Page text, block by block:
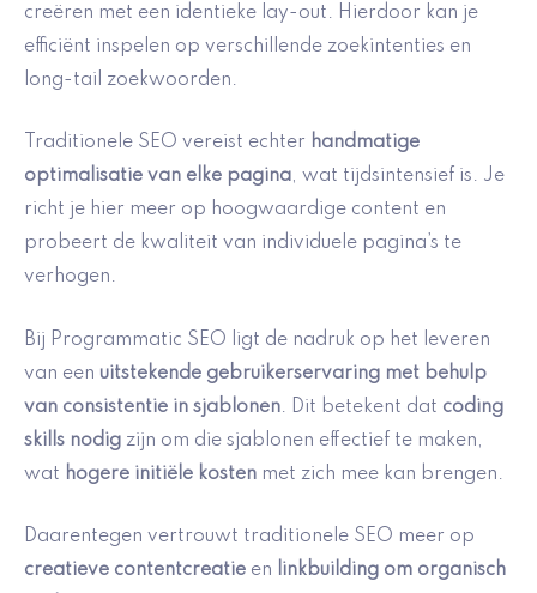
creëren met een identieke lay-out. Hierdoor kan je
efficiënt inspelen op verschillende zoekintenties en
long-tail zoekwoorden.
Traditionele SEO vereist echter handmatige
optimalisatie van elke pagina, wat tijdsintensief is. Je
richt je hier meer op hoogwaardige content en
probeert de kwaliteit van individuele pagina’s te
verhogen.
Bij Programmatic SEO ligt de nadruk op het leveren
van een uitstekende gebruikerservaring met behulp
van consistentie in sjablonen. Dit betekent dat coding
skills nodig zijn om die sjablonen effectief te maken,
wat hogere initiële kosten met zich mee kan brengen.
Daarentegen vertrouwt traditionele SEO meer op
creatieve contentcreatie en linkbuilding om organisch